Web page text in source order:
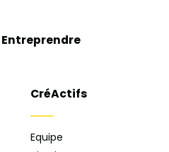
Entreprendre
CréActifs
Equipe